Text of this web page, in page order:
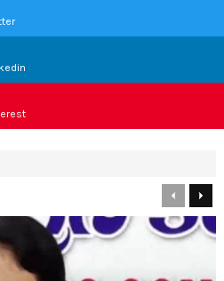
Previous